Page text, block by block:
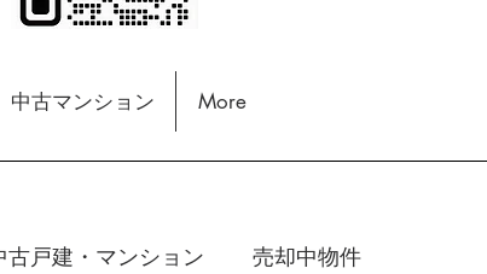
中古マンション More
古戸建・マンション 売却中物件